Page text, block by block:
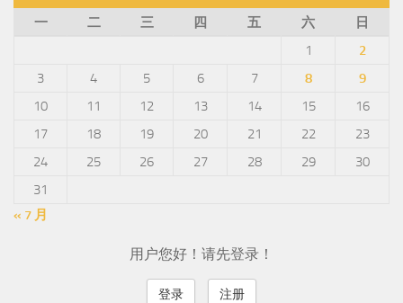
一
二 三 四 五 六
日
1
2
3
4 5 6 7 8
9
10
11 12 13 14 15
16
17
18 19 20 21 22
23
24
25 26 27 28 29
30
31
« 7 月
用户您好！请先登录！
登录 注册